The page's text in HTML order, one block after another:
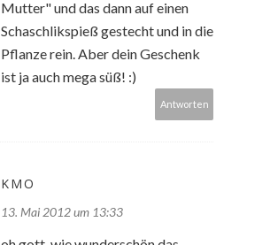
Mutter" und das dann auf einen
Schaschlikspieß gestecht und in die
Pflanze rein. Aber dein Geschenk
ist ja auch mega süß! :)
Antworten
KMO
13. Mai 2012 um 13:33